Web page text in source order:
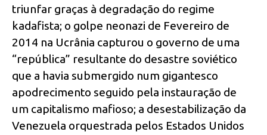
triunfar graças à degradação do regime
kadafista; o golpe neonazi de Fevereiro de
2014 na Ucrânia capturou o governo de uma
“república” resultante do desastre soviético
que a havia submergido num gigantesco
apodrecimento seguido pela instauração de
um capitalismo mafioso; a desestabilização da
Venezuela orquestrada pelos Estados Unidos